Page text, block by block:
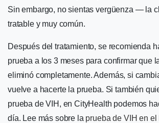
Sin embargo, no sientas vergüenza — la
tratable y muy común.
Después del tratamiento, se recomienda
prueba a los 3 meses para confirmar que
eliminó completamente. Además, si
vuelve a hacerte la prueba. Si también
prueba de VIH, en CityHealth podemos
día. Lee más sobre la prueba de VIH en el